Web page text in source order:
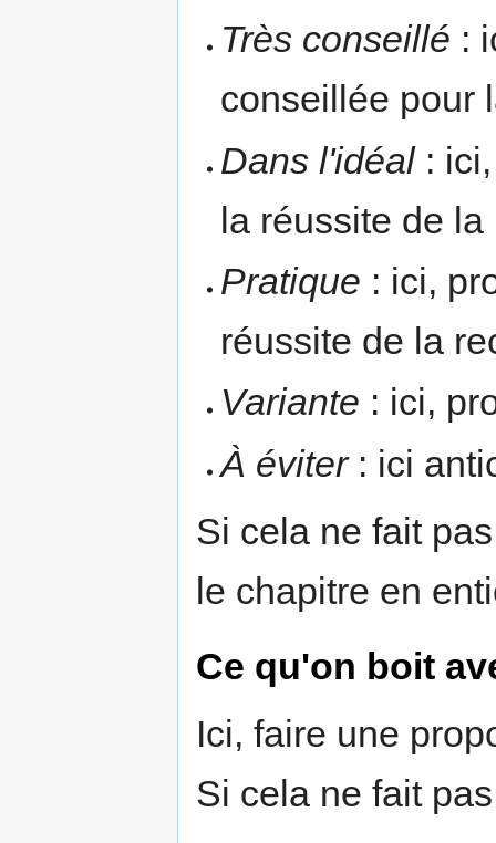
Très conseillé :
conseillée pour
Dans l'idéal: ici,
la réussite de la
Pratique : ici,
réussite de la
Variante : ici,
À éviter: ici
Si cela ne fait
le chapitre en
Ce qu'on boit
Ici, faire une
Si cela ne fait